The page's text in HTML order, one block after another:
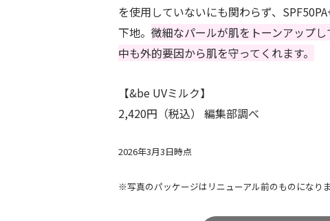
を使用していないにも関わらず、
下地。 微細なパールが肌をトーンアップ
中も外的要因から肌を守ってくれます。
【&be UVミルク】
2,420円（税込） 編集部調べ
2026年3月3日時点
※写真のパッケージはリニューアル前のものになりま